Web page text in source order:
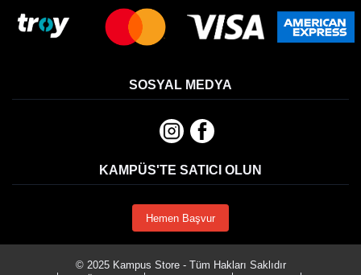
SOSYAL MEDYA
KAMPÜS'TE SATICI OLUN
Hemen Başvur
© 2025 Kampus Store - Tüm Hakları Saklıdır